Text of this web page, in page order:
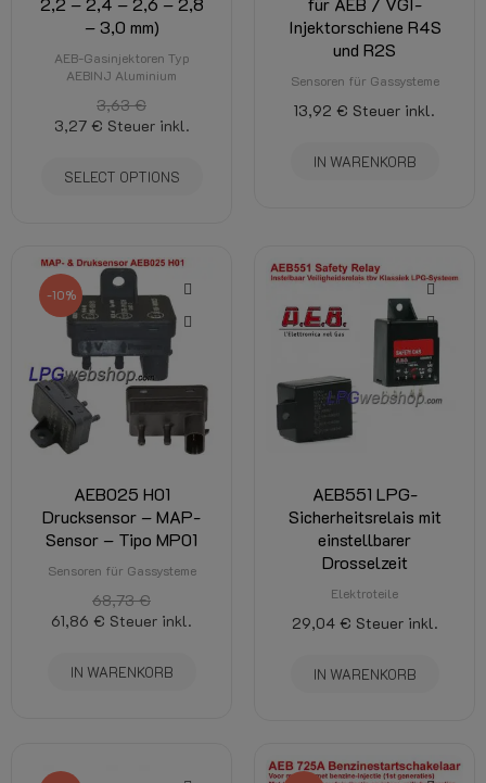
– 3,0 mm)
AEB-Gasinjektoren Typ
AEBINJ Aluminium
3,63 €
3,27 € Steuer inkl.
SELECT OPTIONS
Injektorschiene R4S
und R2S
Sensoren für Gassysteme
13,92 € Steuer inkl.
IN WARENKORB
-10%
AEB025 H01
Drucksensor – MAP-
Sensor – Tipo MP01
Sensoren für Gassysteme
68,73 €
61,86 € Steuer inkl.
IN WARENKORB
AEB551 LPG-
Sicherheitsrelais mit
einstellbarer
Drosselzeit
Elektroteile
29,04 € Steuer inkl.
IN WARENKORB